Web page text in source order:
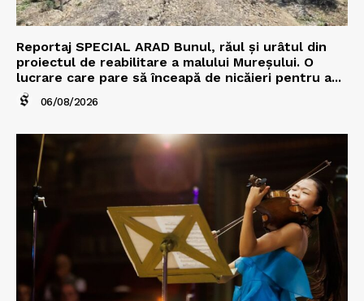
Reportaj SPECIAL ARAD Bunul, răul și urâtul din
proiectul de reabilitare a malului Mureșului. O
lucrare care pare să înceapă de nicăieri pentru a...
06/08/2026